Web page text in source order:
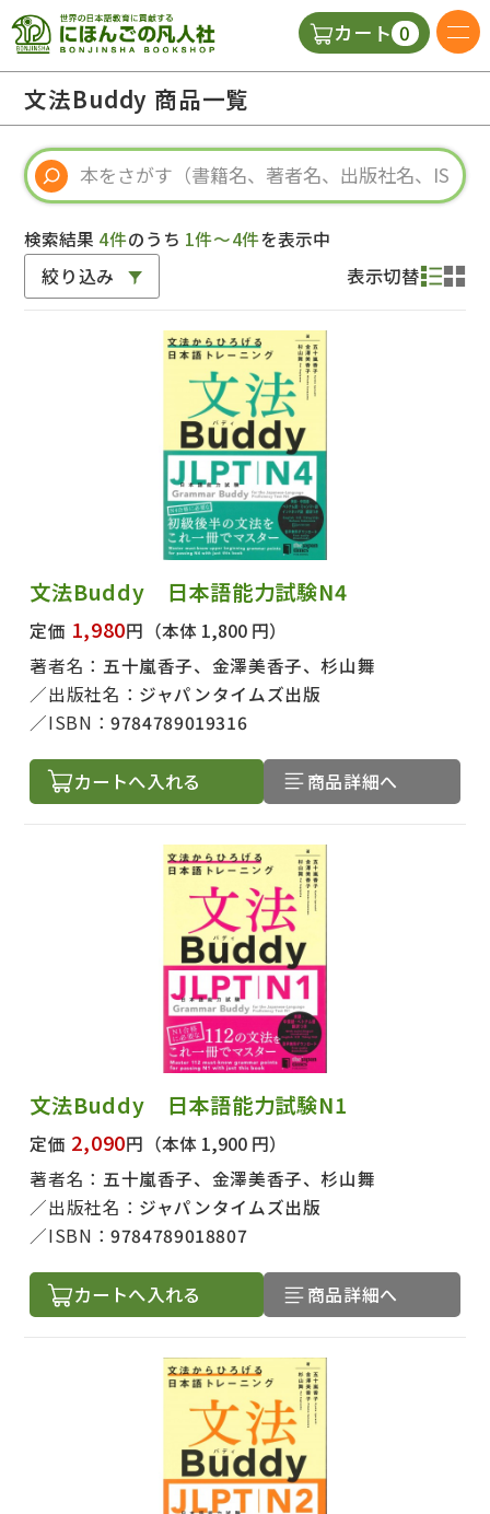
カート 0
視聴覚・補助教材
教師用参考書
文法Buddy 商品一覧
検索結果 4件のうち 1件～4件を表示中
絞り込み 表示切替
文法Buddy 日本語能力試験N4
定価 1,980円 （本体 1,800 円）
著者名： 五十嵐香子、金澤美香子、杉山舞
出版社名： ジャパンタイムズ出版
ISBN：9784789019316
カートへ入れる 商品詳細へ
文法Buddy 日本語能力試験N1
定価 2,090円 （本体 1,900 円）
著者名： 五十嵐香子、金澤美香子、杉山舞
出版社名： ジャパンタイムズ出版
ISBN：9784789018807
カートへ入れる 商品詳細へ